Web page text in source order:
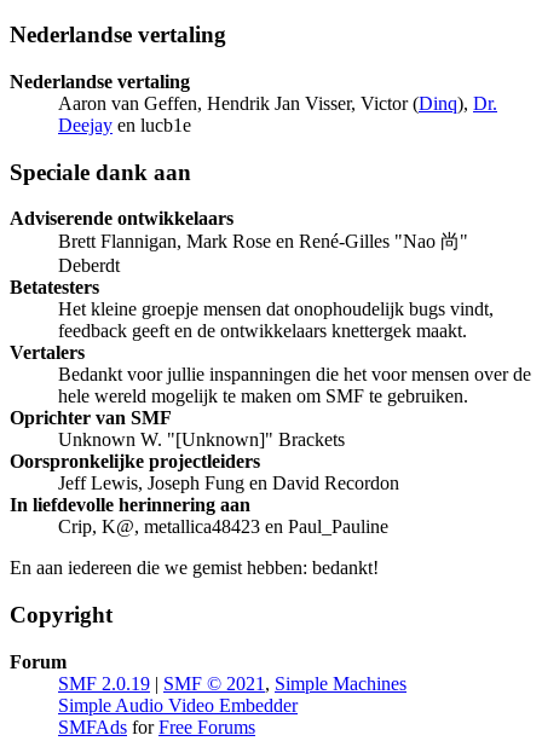
Nederlandse vertaling
Nederlandse vertaling
Aaron van Geffen, Hendrik Jan Visser, Victor (Dinq), Dr.
Deejay en lucb1e
Speciale dank aan
Adviserende ontwikkelaars
Brett Flannigan, Mark Rose en René-Gilles "Nao 尚"
Deberdt
Betatesters
Het kleine groepje mensen dat onophoudelijk bugs vindt,
feedback geeft en de ontwikkelaars knettergek maakt.
Vertalers
Bedankt voor jullie inspanningen die het voor mensen over de
hele wereld mogelijk te maken om SMF te gebruiken.
Oprichter van SMF
Unknown W. "[Unknown]" Brackets
Oorspronkelijke projectleiders
Jeff Lewis, Joseph Fung en David Recordon
In liefdevolle herinnering aan
Crip, K@, metallica48423 en Paul_Pauline
En aan iedereen die we gemist hebben: bedankt!
Copyright
Forum
SMF 2.0.19 | SMF © 2021 , Simple Machines
Simple Audio Video Embedder
SMFAds forFree Forums